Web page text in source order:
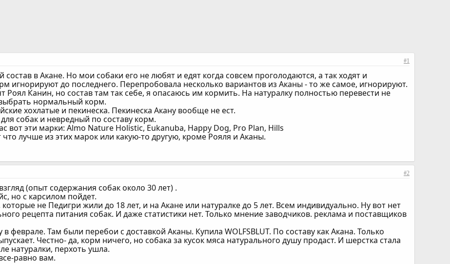
#1
в Акане. Но мои собаки его не любят и едят когда совсем проголодаются, а так ходят и
игнорируют до последнего. Перепробовала несколько вариантов из Аканы - то же самое, игнорируют.
Роял Канин, но состав там так себе, я опасаюсь им кормить. На натуралку полностью перевести не
нормальный корм.
хохлатые и пекинеска. Пекинеска Акану вообще не ест.
собак и невредный по составу корм.
вот эти марки: Almo Nature Holistic, Eukanuba, Happy Dog, Pro Plan, Hills
лучше из этих марок или какую-то другую, кроме Рояля и Аканы.
#2
(опыт содержания собак около 30 лет) .
но с карсилом пойдет.
не Педигри жили до 18 лет, и на Акане или натуралке до 5 лет. Всем индивидуально. Ну вот нет
рецепта питания собак. И даже статистики нет. Только мнение заводчиков. реклама и поставщиков
в феврале. Там были перебои с доставкой Аканы. Купила WOLFSBLUT. По составу как Акана. Только
Честно- да, корм ничего, но собака за кусок мяса натурального душу продаст. И шерстка стала
натуралки, перхоть ушла.
равно вам.